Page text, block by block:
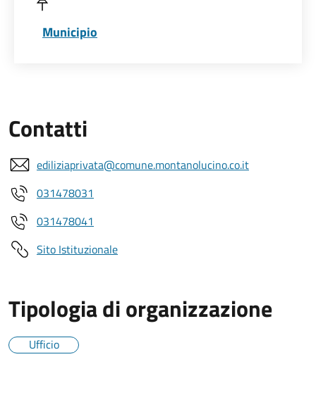
Municipio
Contatti
ediliziaprivata@comune.montanolucino.co.it
031478031
031478041
Sito Istituzionale
Tipologia di organizzazione
Ufficio